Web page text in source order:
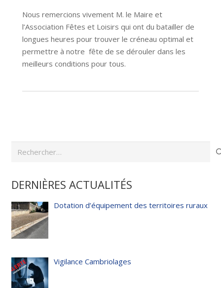
Nous remercions vivement M. le Maire et
l’Association Fêtes et Loisirs qui ont du batailler de
longues heures pour trouver le créneau optimal et
permettre à notre fête de se dérouler dans les
meilleurs conditions pour tous.
Rechercher :
DERNIÈRES ACTUALITÉS
Dotation d’équipement des territoires ruraux
Vigilance Cambriolages